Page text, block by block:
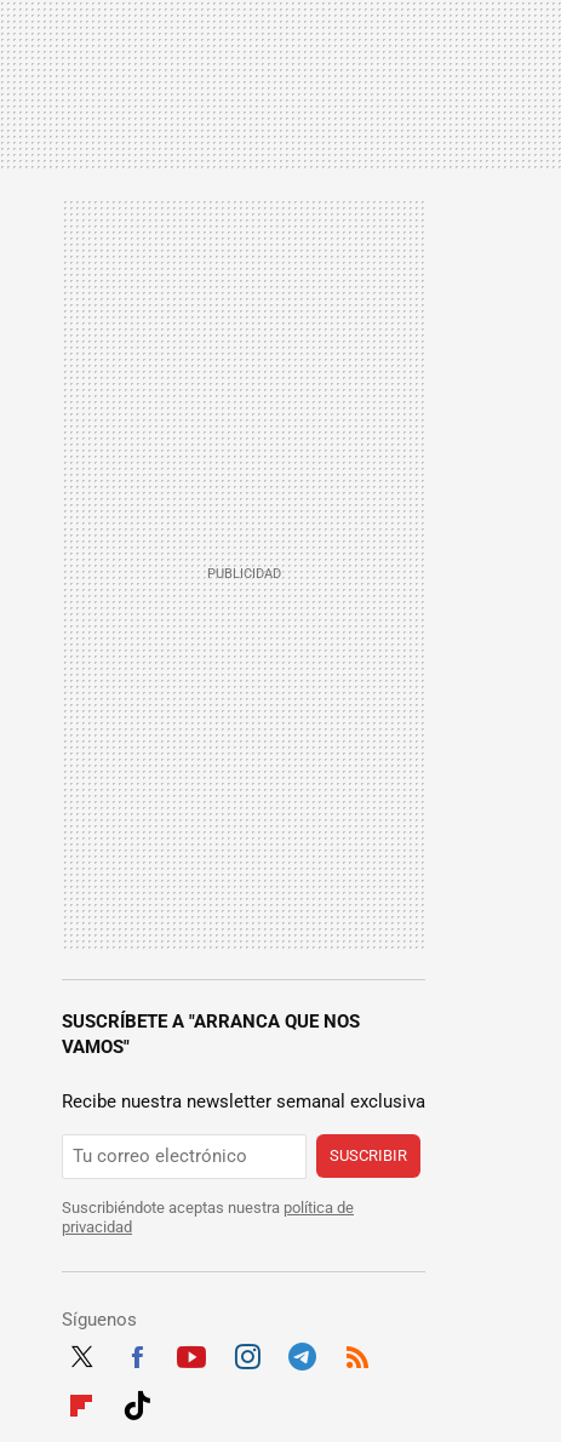
SUSCRÍBETE A "ARRANCA QUE NOS
VAMOS"
Recibe nuestra newsletter semanal exclusiva
SUSCRIBIR
Suscribiéndote aceptas nuestra política de
privacidad
Síguenos
Twit
Fac